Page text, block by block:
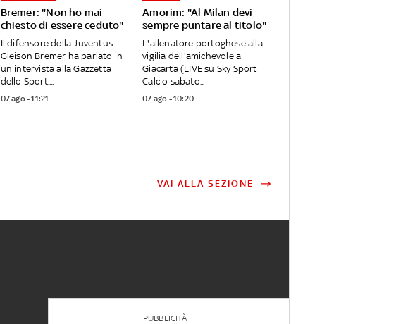
Bremer: "Non ho mai
chiesto di essere ceduto"
Il difensore della Juventus
Gleison Bremer ha parlato in
un'intervista alla Gazzetta
dello Sport....
07 ago - 11:21
Amorim: "Al Milan devi
sempre puntare al titolo"
L'allenatore portoghese alla
vigilia dell'amichevole a
Giacarta (LIVE su Sky Sport
Calcio sabato...
07 ago - 10:20
VAI ALLA SEZIONE
PUBBLICITÀ